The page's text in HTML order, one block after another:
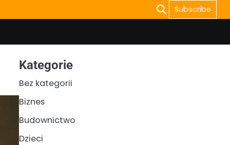
Subscribe
Kategorie
Bez kategorii
Biznes
Budownictwo
Dzieci